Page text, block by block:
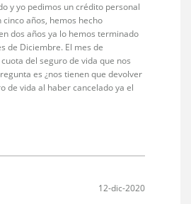
y yo pedimos un crédito personal
años, hemos hecho
dos años ya lo hemos terminado
de Diciembre. El mes de
del seguro de vida que nos
es ¿nos tienen que devolver
de vida al haber cancelado ya el
12-dic-2020